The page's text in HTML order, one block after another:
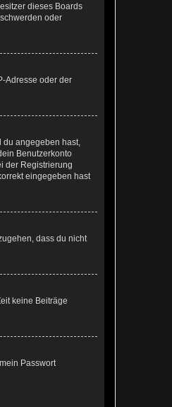
dieses Boards
oder
Adresse oder der
du angegeben hast,
Benutzerkonto
der Registrierung
eingegeben hast
dass du nicht
keine Beiträge
Passwort